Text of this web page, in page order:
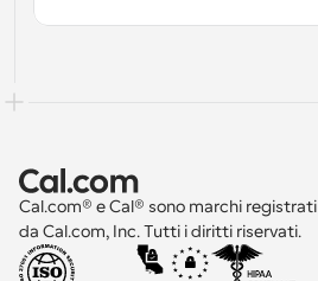
Cal.com® e Cal® sono marchi registrati
da Cal.com, Inc. Tutti i diritti riservati.